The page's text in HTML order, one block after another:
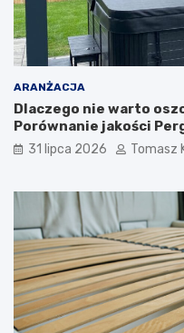
ARANŻACJA
Dlaczego nie warto
Porównanie jakości
marketu
31 lipca 2026 Tomasz